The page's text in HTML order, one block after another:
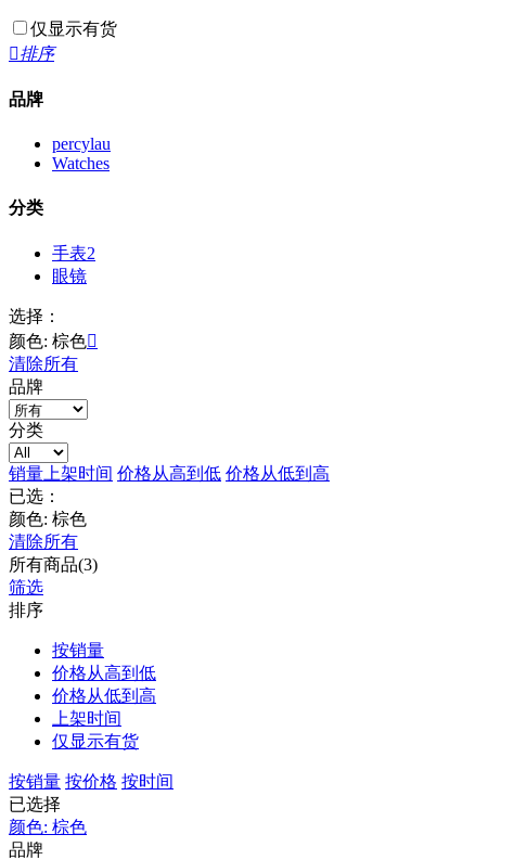
仅显示有货
排序
品牌
percylau
Watches
分类
手表2
眼镜
选择：
颜色: 棕色
清除所有
品牌
分类
销量 上架时间 价格从高到低 价格从低到高
已选：
颜色: 棕色
清除所有
所有商品(3)
筛选
排序
按销量
价格从高到低
价格从低到高
上架时间
仅显示有货
按销量 按价格 按时间
已选择
颜色: 棕色
品牌